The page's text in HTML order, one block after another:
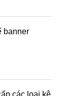
banner
các loại kệ